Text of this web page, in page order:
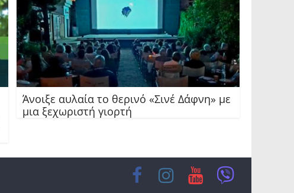
Άνοιξε αυλαία το θερινό «Σινέ Δάφνη» με
μια ξεχωριστή γιορτή